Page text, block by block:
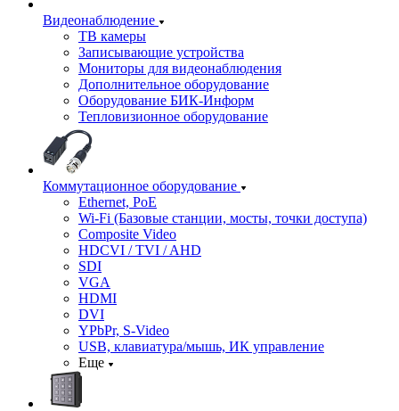
Видеонаблюдение
ТВ камеры
Записывающие устройства
Мониторы для видеонаблюдения
Дополнительное оборудование
Оборудование БИК-Информ
Тепловизионное оборудование
Коммутационное оборудование
Ethernet, PoE
Wi-Fi (Базовые станции, мосты, точки доступа)
Composite Video
HDCVI / TVI / AHD
SDI
VGA
HDMI
DVI
YPbPr, S-Video
USB, клавиатура/мышь, ИК управление
Еще